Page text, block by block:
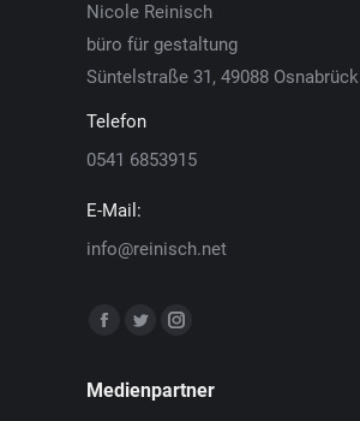
Nicole Reinisch
büro für gestaltung
Süntelstraße 31, 49088 Osnabrück
Telefon
0541 6853915
E-Mail:
info@reinisch.net
Finden Sie uns auf:
Facebook
opens
Twitter
opens
Instagram
opens
Medienpartner